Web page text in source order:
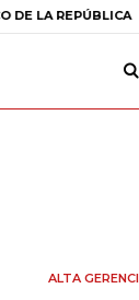
REPÚBLICA $
ALTA